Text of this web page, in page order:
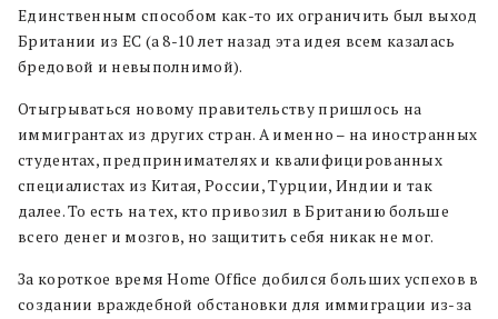
Единственным способом как-то их ограничить был выход
Британии из ЕС (а 8-10 лет назад эта идея всем казалась
бредовой и невыполнимой).
Отыгрываться новому правительству пришлось на
иммигрантах из других стран. А именно – на иностранных
студентах, предпринимателях и квалифицированных
специалистах из Китая, России, Турции, Индии и так
далее. То есть на тех, кто привозил в Британию больше
всего денег и мозгов, но защитить себя никак не мог.
За короткое время Home Office добился больших успехов в
создании враждебной обстановки для иммиграции из-за